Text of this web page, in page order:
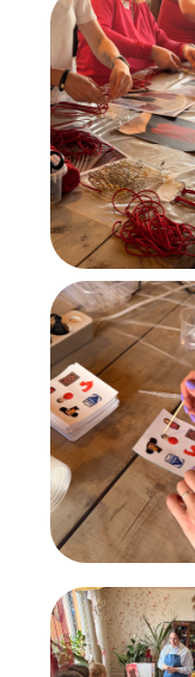
Направления
Мастера
Реквизиты: ООО
Развития"
ИНН/КПП
ОГРН
© 2022-2026
Разработка сайта
Договор
ПРИКАЗ Об утверждении
общеобразовательной
программы
Министерство